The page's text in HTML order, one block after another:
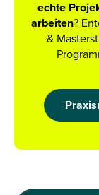
echte
arbeiten?
&